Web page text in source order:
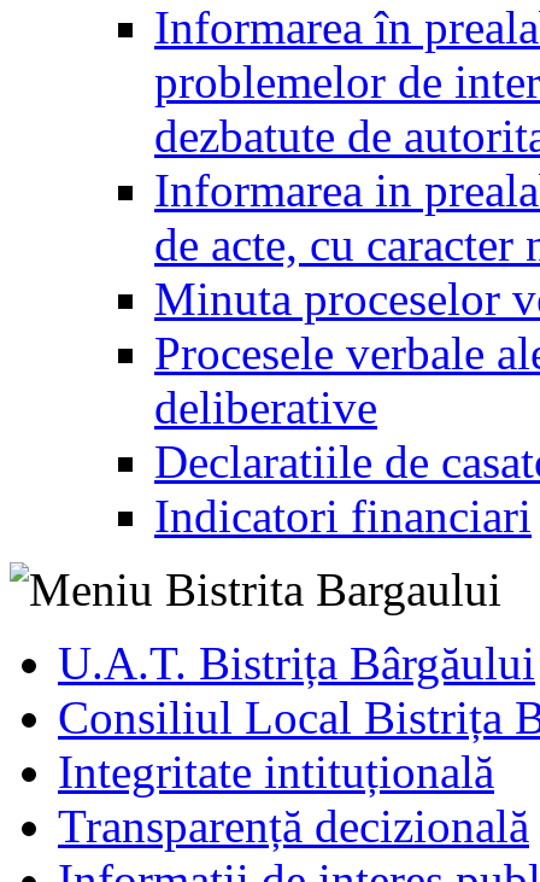
Informarea în
problemelor de
dezbatute de
Informarea in
de acte, cu caracter
Minuta proceselor
Procesele verbale
deliberative
Declaratiile de
Indicatori financiari
U.A.T. Bistrița Bârgăului
Consiliul Local Bistrița
Integritate intituțională
Transparență decizională